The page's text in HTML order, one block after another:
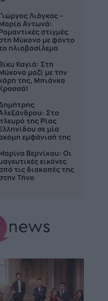
Λιάγκας –
Αντωνά:
στιγμές
Μύκονο με φόντο
ηλιοβασίλεμα
Καγιά: Στη
μαζί με την
της, Μπιάνκα
Στο
της Ρίας
σε μία
εμφάνισή της
Βερνίκου: Οι
εικόνες
τις διακοπές της
Τήνο